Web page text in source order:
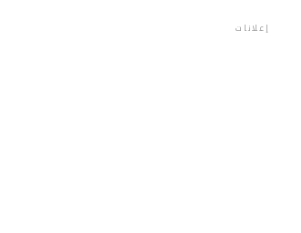
إعلانات